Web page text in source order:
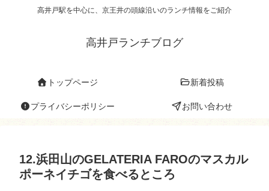
高井戸駅を中心に、京王井の頭線沿いのランチ情報をご紹介
高井戸ランチブログ
トップページ 新着投稿
プライバシーポリシー お問い合わせ
12.浜田山のGELATERIA FAROのマスカル
ポーネイチゴを食べるところ